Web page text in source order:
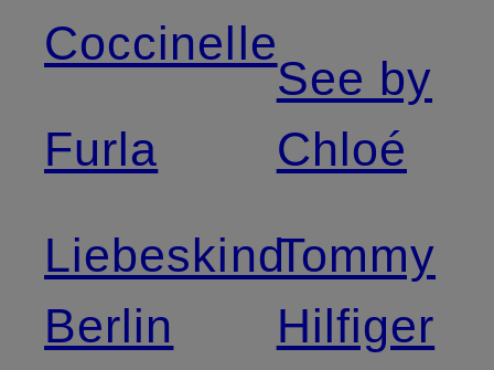
Coccinelle
Furla
Liebeskind
Berlin
See by
Chloé
Tommy
Hilfiger